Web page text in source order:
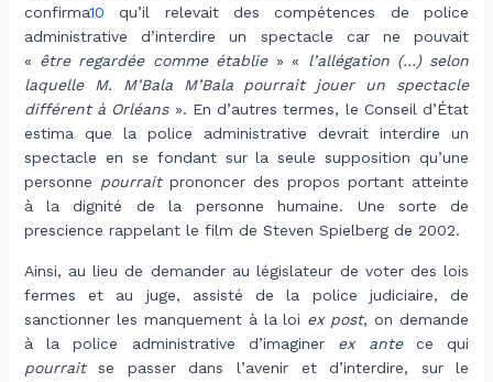
confirma10 qu’il relevait des compétences de police
administrative d’interdire un spectacle car ne pouvait
« être regardée comme établie » « l’allégation (…)selon
laquelle M. M’Bala M’Bala pourrait jouer un spectacle
différent à Orléans». En d’autres termes, le Conseil d’État
estima que la police administrative devrait interdire un
spectacle en se fondant sur la seule supposition qu’une
personne pourraitprononcer des propos portant atteinte
à la dignité de la personne humaine. Une sorte de
prescience rappelant le film de Steven Spielberg de 2002.
Ainsi, au lieu de demander au législateur de voter des lois
fermes et au juge, assisté de la police judiciaire, de
sanctionner les manquement à la loi ex post, on demande
à la police administrative d’imaginer ex antece qui
pourraitse passer dans l’avenir et d’interdire, sur le